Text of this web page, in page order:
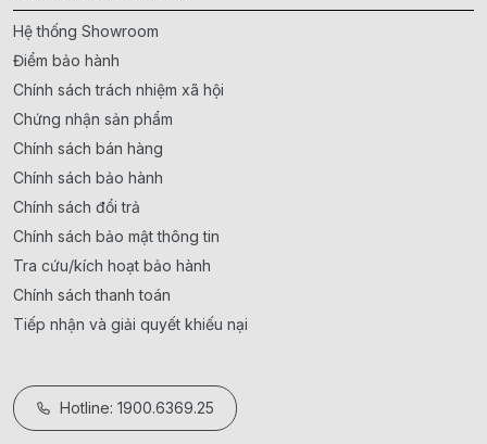
Hệ thống Showroom
Điểm bảo hành
Chính sách trách nhiệm xã hội
Chứng nhận sản phẩm
Chính sách bán hàng
Chính sách bảo hành
Chính sách đổi trả
Chính sách bảo mật thông tin
Tra cứu/kích hoạt bảo hành
Chính sách thanh toán
Tiếp nhận và giải quyết khiếu nại
Hotline: 1900.6369.25